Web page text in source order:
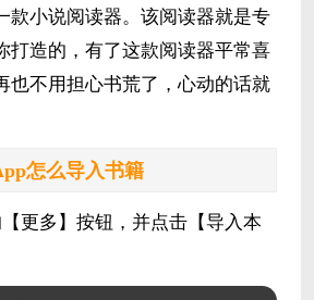
款小说阅读器。该阅读器就是专
打造的，有了这款阅读器平常喜
也不用担心书荒了，心动的话就
怎么导入书籍
更多】按钮，并点击【导入本